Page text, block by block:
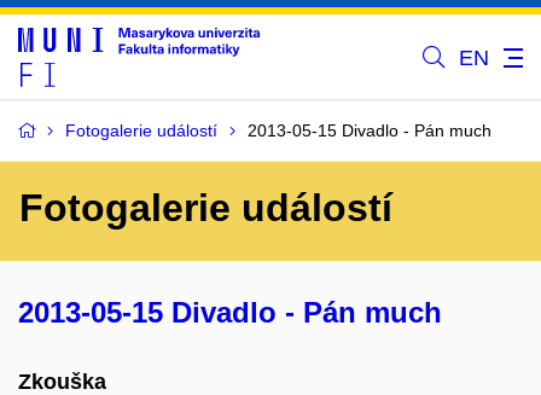
EN
Fotogalerie událostí 2013-05-15 Divadlo - Pán much
Fotogalerie událostí
2013-05-15 Divadlo - Pán much
Zkouška